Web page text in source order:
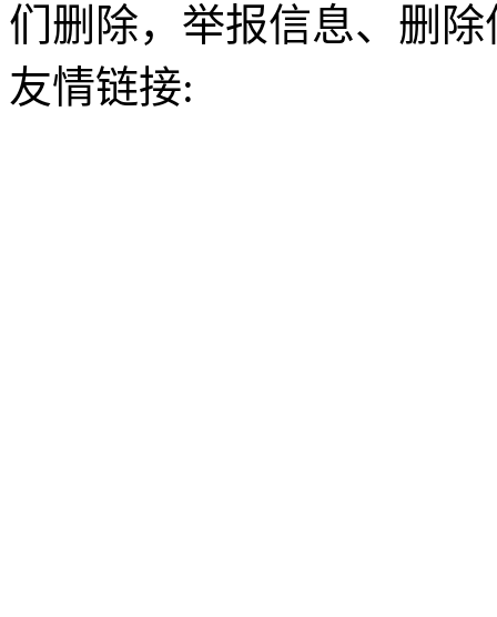
们删除，举报信息、删
友情链接: